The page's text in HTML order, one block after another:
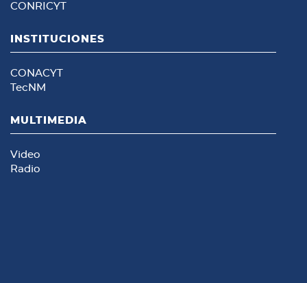
CONRICYT
INSTITUCIONES
CONACYT
TecNM
MULTIMEDIA
Video
Radio